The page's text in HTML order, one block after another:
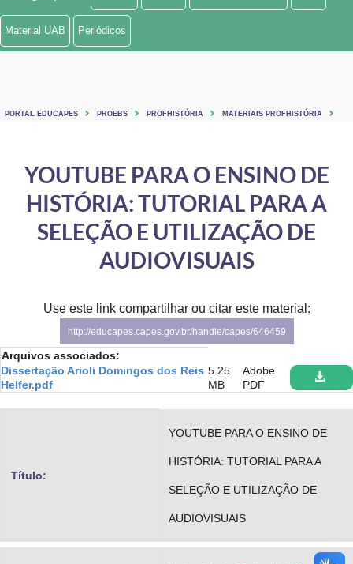
Ministério de Minas e Energia
Controladoria-Geral da União
Ministério da Mulher, da Família e dos Direitos Humanos
Gabinete de Segurança Institucional
Advocacia-Geral da União
Material UAB Periódicos
PORTAL EDUCAPES PROEBS PROFHISTÓRIA MATERIAIS PROFHISTÓRIA
YOUTUBE PARA O ENSINO DE
HISTÓRIA: TUTORIAL PARA A
SELEÇÃO E UTILIZAÇÃO DE
AUDIOVISUAIS
Use este link compartilhar ou citar este material:
http://educapes.capes.gov.br/handle/capes/646459
Arquivos associados:
Dissertação Arioli Domingos dos Reis
Helfer.pdf
5.25
MB
Adobe
PDF
Título:
YOUTUBE PARA O ENSINO DE
HISTÓRIA: TUTORIAL PARA A
SELEÇÃO E UTILIZAÇÃO DE
AUDIOVISUAIS